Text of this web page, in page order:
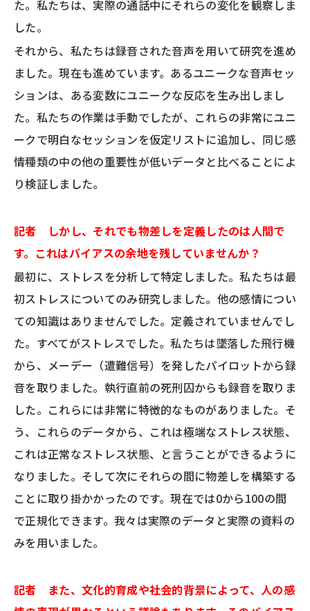
た。私たちは、実際の通話中にそれらの変化を観察しま
した。
それから、私たちは録音された音声を用いて研究を進め
ました。現在も進めています。あるユニークな音声セッ
ションは、ある変数にユニークな反応を生み出しまし
た。私たちの作業は手動でしたが、これらの非常にユニ
ークで明白なセッションを仮定リストに追加し、同じ感
情種類の中の他の重要性が低いデータと比べることによ
り検証しました。
記者 しかし、それでも物差しを定義したのは人間で
す。これはバイアスの余地を残していませんか？
最初に、ストレスを分析して特定しました。私たちは最
初ストレスについてのみ研究しました。他の感情につい
ての知識はありませんでした。定義されていませんでし
た。すべてがストレスでした。私たちは墜落した飛行機
から、メーデー（遭難信号）を発したパイロットから録
音を取りました。執行直前の死刑囚からも録音を取りま
した。これらには非常に特徴的なものがありました。そ
う、これらのデータから、これは極端なストレス状態、
これは正常なストレス状態、と言うことができるように
なりました。そして次にそれらの間に物差しを構築する
ことに取り掛かかったのです。現在では0から100の間
で正規化できます。我々は実際のデータと実際の資料の
みを用いました。
記者 また、文化的育成や社会的背景によって、人の感